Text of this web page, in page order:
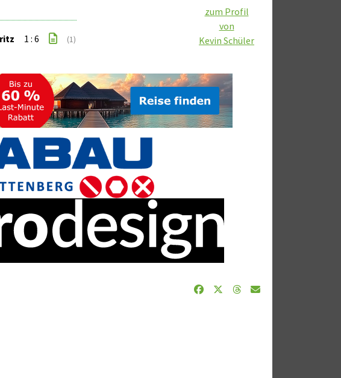
zum Profil
von
Kevin Schüler
1 : 6 (1)